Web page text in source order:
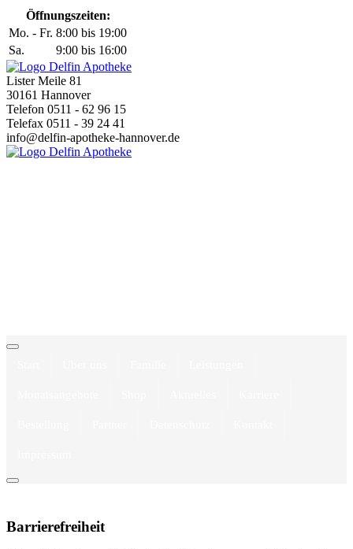
Öffnungszeiten:
Mo. - Fr. 8:00 bis 19:00
Sa.
9:00 bis 16:00
Lister Meile 81
30161 Hannover
Telefon 0511 - 62 96 15
Telefax 0511 - 39 24 41
info@delfin-apotheke-hannover.de
Barrierefreiheit